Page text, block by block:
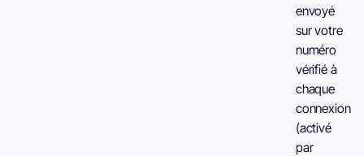
envoyé
sur votre
numéro
vérifié à
chaque
connexion
(activé
par